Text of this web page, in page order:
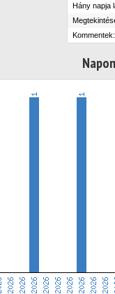
Hány napja
Kommentek: